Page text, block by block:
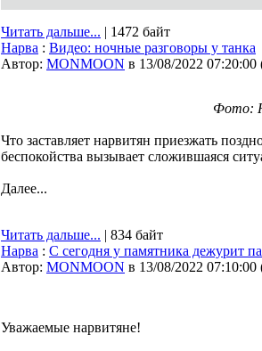
Читать дальше... | 1472 байт
Нарва : Видео: ночные разговоры у танка
Автор: MONMOON в 13/08/2022 07:20:00
Фото:
Что заставляет нарвитян приезжать
беспокойства вызывает сложившаяся
Далее...
Читать дальше... | 834 байт
Нарва : С сегодня у памятника дежурит
Автор: MONMOON в 13/08/2022 07:10:00
Уважаемые нарвитяне!